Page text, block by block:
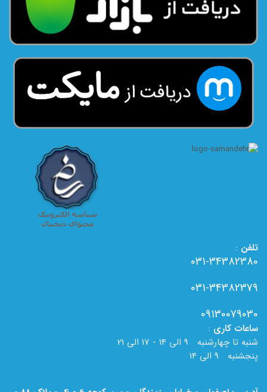
تلفن :
031-34382380
031-34382379
09130079030
ساعات کاری :
شنبه تا چهارشنبه 9 الی 14 - 17 الی 21
پنجشنبه 9 الی 14